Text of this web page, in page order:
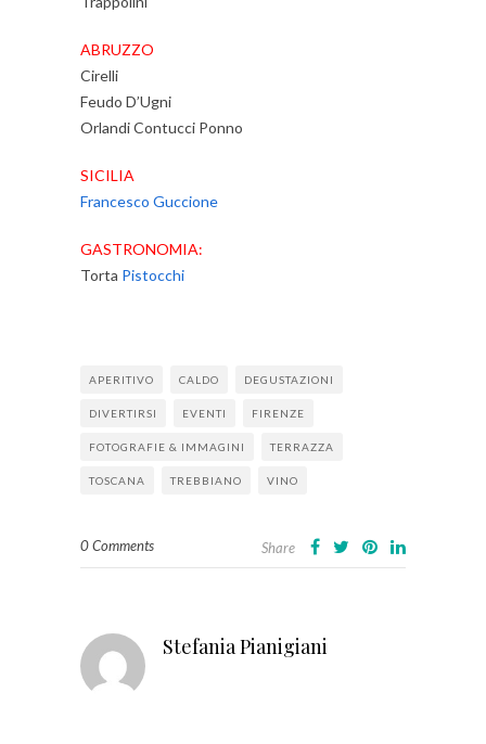
ABRUZZO
Cirelli
Feudo D’Ugni
Orlandi Contucci Ponno
SICILIA
Francesco Guccione
GASTRONOMIA:
Torta Pistocchi
APERITIVO CALDO DEGUSTAZIONI
DIVERTIRSI EVENTI FIRENZE
FOTOGRAFIE & IMMAGINI TERRAZZA
TOSCANA TREBBIANO VINO
0 Comments Share
Stefania Pianigiani